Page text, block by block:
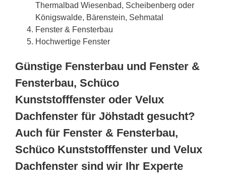
Thermalbad Wiesenbad, Scheibenberg oder
Königswalde, Bärenstein, Sehmatal
Fenster & Fensterbau
Hochwertige Fenster
Günstige Fensterbau und Fenster &
Fensterbau, Schüco
Kunststofffenster oder Velux
Dachfenster für Jöhstadt gesucht?
Auch für Fenster & Fensterbau,
Schüco Kunststofffenster und Velux
Dachfenster sind wir Ihr Experte